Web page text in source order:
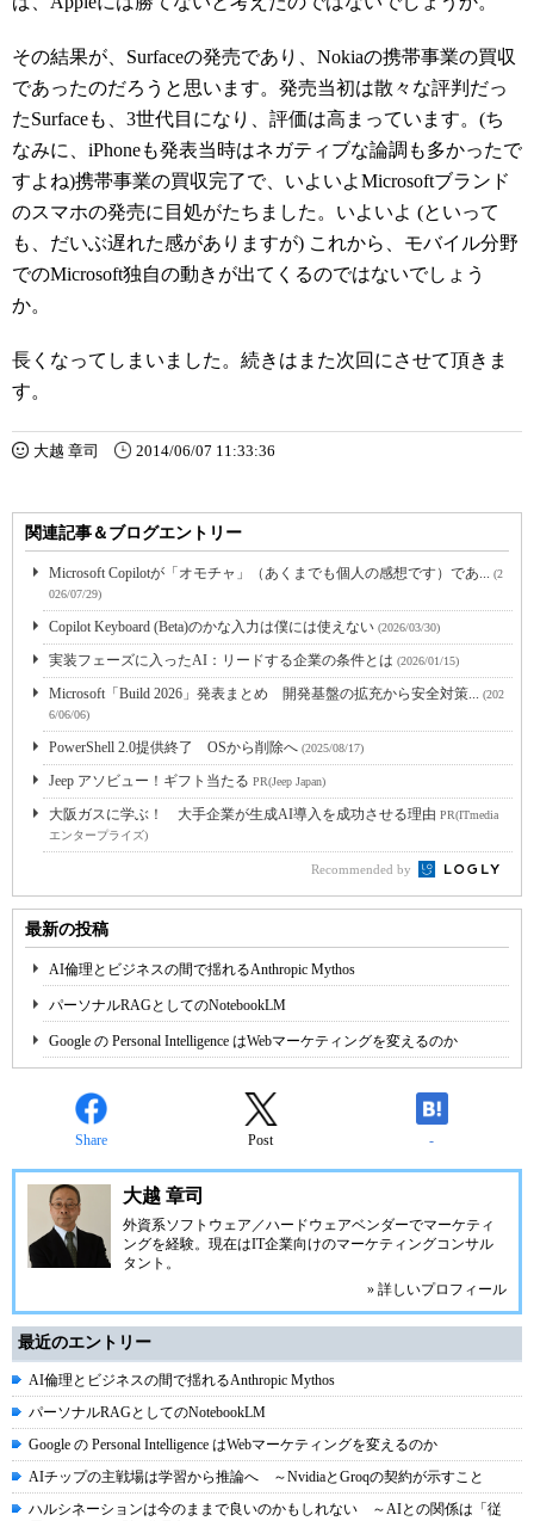
その結果が、Surfaceの発売であり、Nokiaの携帯事業の買収
であったのだろうと思います。発売当初は散々な評判だっ
たSurfaceも、3世代目になり、評価は高まっています。(ち
なみに、iPhoneも発表当時はネガティブな論調も多かったで
すよね)携帯事業の買収完了で、いよいよMicrosoftブランド
のスマホの発売に目処がたちました。いよいよ (といって
も、だいぶ遅れた感がありますが) これから、モバイル分野
でのMicrosoft独自の動きが出てくるのではないでしょう
か。
長くなってしまいました。続きはまた次回にさせて頂きま
す。
大越 章司 2014/06/07 11:33:36
関連記事＆ブログエントリー
Microsoft Copilotが「オモチャ」（あくまでも個人の感想です）であ... (2
026/07/29)
Copilot Keyboard (Beta)のかな入力は僕には使えない (2026/03/30)
実装フェーズに入ったAI：リードする企業の条件とは (2026/01/15)
Microsoft「Build 2026」発表まとめ 開発基盤の拡充から安全対策... (202
6/06/06)
PowerShell 2.0提供終了 OSから削除へ (2025/08/17)
Jeep アソビュー！ギフト当たる PR(Jeep Japan)
大阪ガスに学ぶ！ 大手企業が生成AI導入を成功させる理由 PR(ITmedia
エンタープライズ)
Recommended by
最新の投稿
AI倫理とビジネスの間で揺れるAnthropic Mythos
パーソナルRAGとしてのNotebookLM
Google の Personal Intelligence はWebマーケティングを変えるのか
Share Post -
大越 章司
外資系ソフトウェア／ハードウェアベンダーでマーケティ
ングを経験。現在はIT企業向けのマーケティングコンサル
タント。
» 詳しいプロフィール
最近のエントリー
AI倫理とビジネスの間で揺れるAnthropic Mythos
パーソナルRAGとしてのNotebookLM
Google の Personal Intelligence はWebマーケティングを変えるのか
AIチップの主戦場は学習から推論へ ～NvidiaとGroqの契約が示すこと
ハルシネーションは今のままで良いのかもしれない ～AIとの関係は「従